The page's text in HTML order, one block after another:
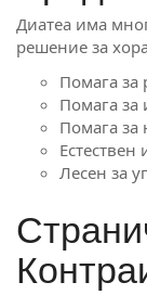
Диатеа има
решение за
Помага за
Помага
Помага за
Естествен
Лесен за